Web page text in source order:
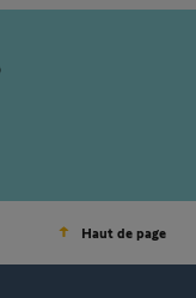
Haut de page